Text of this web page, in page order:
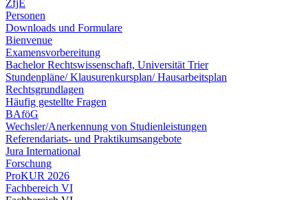
ZfjE
Personen
Downloads und Formulare
Bienvenue
Examensvorbereitung
Bachelor Rechtswissenschaft, Universität Trier
Stundenpläne/ Klausurenkursplan/ Hausarbeitsplan
Rechtsgrundlagen
Häufig gestellte Fragen
BAföG
Wechsler/Anerkennung von Studienleistungen
Referendariats- und Praktikumsangebote
Jura International
Forschung
ProKUR 2026
Fachbereich VI